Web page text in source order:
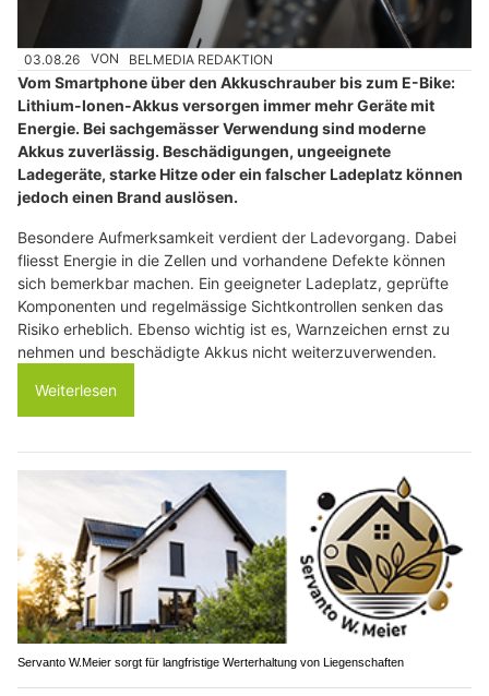
03.08.26 VON BELMEDIA REDAKTION
Vom Smartphone über den Akkuschrauber bis zum E-Bike:
Lithium-Ionen-Akkus versorgen immer mehr Geräte mit
Energie. Bei sachgemässer Verwendung sind moderne
Akkus zuverlässig. Beschädigungen, ungeeignete
Ladegeräte, starke Hitze oder ein falscher Ladeplatz können
jedoch einen Brand auslösen.
Besondere Aufmerksamkeit verdient der Ladevorgang. Dabei
fliesst Energie in die Zellen und vorhandene Defekte können
sich bemerkbar machen. Ein geeigneter Ladeplatz, geprüfte
Komponenten und regelmässige Sichtkontrollen senken das
Risiko erheblich. Ebenso wichtig ist es, Warnzeichen ernst zu
nehmen und beschädigte Akkus nicht weiterzuverwenden.
Weiterlesen
Servanto W.Meier sorgt für langfristige Werterhaltung von Liegenschaften